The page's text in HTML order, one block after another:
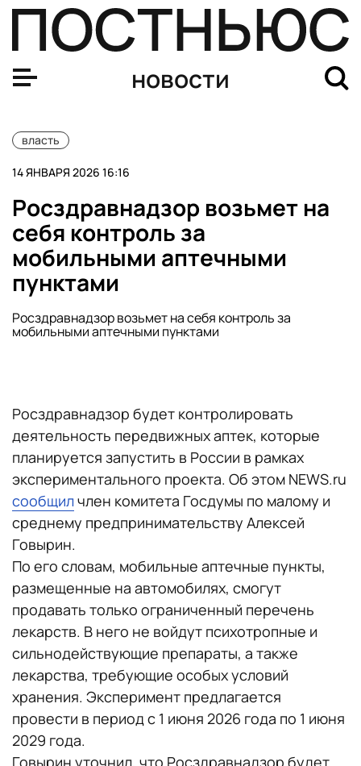
новости
власть
14 ЯНВАРЯ 2026 16:16
Росздравнадзор возьмет на
себя контроль за
мобильными аптечными
пунктами
Росздравнадзор возьмет на себя контроль за
мобильными аптечными пунктами
Росздравнадзор будет контролировать
деятельность передвижных аптек, которые
планируется запустить в России в рамках
экспериментального проекта. Об этом NEWS.ru
сообщилчлен комитета Госдумы по малому и
среднему предпринимательству Алексей
Говырин.
По его словам, мобильные аптечные пункты,
размещенные на автомобилях, смогут
продавать только ограниченный перечень
лекарств. В него не войдут психотропные и
сильнодействующие препараты, а также
лекарства, требующие особых условий
хранения. Эксперимент предлагается
провести в период с 1 июня 2026 года по 1 июня
2029 года.
Говырин уточнил, что Росздравнадзор будет
Хуснуллин: смертность на дорогах в России снизилась